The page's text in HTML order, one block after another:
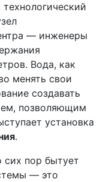
— инженеры
Вода, как
менять свои
создавать
позволяющим
установка
.
сих пор бытует
— это